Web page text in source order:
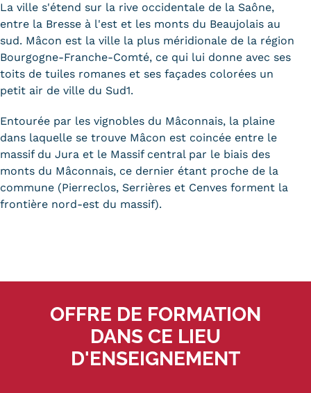
Alternance
Enseignement à distance
Validation des Acquis de
Validation des études
supérieures (VES)
Validation des acquis
Infos pratiques
Discrimination/égalité/mixité
Handi'Cnam
Témoignages
La ville s'étend sur la rive occidentale de la Saône,
entre la Bresse à l'est et les monts du Beaujolais au
sud. Mâcon est la ville la plus méridionale de la région
Bourgogne-Franche-Comté, ce qui lui donne avec ses
toits de tuiles romanes et ses façades colorées un
petit air de ville du Sud1.
Entourée par les vignobles du Mâconnais, la plaine
dans laquelle se trouve Mâcon est coincée entre le
massif du Jura et le Massif central par le biais des
monts du Mâconnais, ce dernier étant proche de la
commune (Pierreclos, Serrières et Cenves forment la
frontière nord-est du massif).
OFFRE DE FORMATION
DANS CE LIEU
D'ENSEIGNEMENT